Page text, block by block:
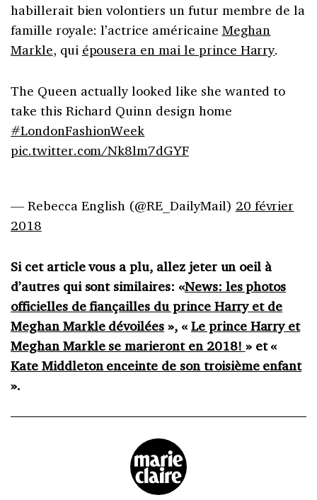
habillerait bien volontiers un futur membre de la
famille royale: l’actrice américaine Meghan
Markle, qui épousera en mai le prince Harry.
The Queen actually looked like she wanted to
take this Richard Quinn design home
#LondonFashionWeek
pic.twitter.com/Nk8lm7dGYF
— Rebecca English (@RE_DailyMail) 20 février
2018
Si cet article vous a plu, allez jeter un oeil à
d’autres qui sont similaires: «News: les photos
officielles de fiançailles du prince Harry et de
Meghan Markle dévoilées », « Le prince Harry et
Meghan Markle se marieront en 2018! » et «
Kate Middleton enceinte de son troisième enfant
».